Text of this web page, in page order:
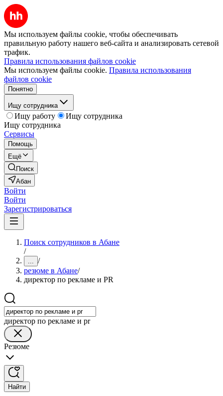
Мы используем файлы cookie, чтобы обеспечивать
правильную работу нашего веб-сайта и анализировать сетевой
трафик.
Правила использования файлов cookie
Мы используем файлы cookie. Правила использования
файлов cookie
Понятно
Ищу сотрудника
Ищу работу
Ищу сотрудника
Ищу сотрудника
Сервисы
Помощь
Ещё
Поиск
Абан
Войти
Войти
Зарегистрироваться
Поиск сотрудников в Абане
/
... /
резюме в Абане/
директор по рекламе и PR
директор по рекламе и pr
Резюме
Найти